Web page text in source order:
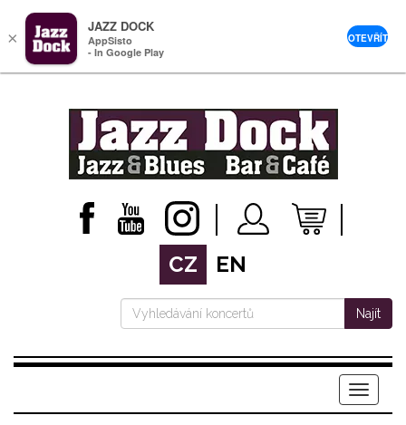
CZ EN
Najít
Menu
×
JAZZ DOCK
AppSisto
- In Google Play
OTEVŘÍT